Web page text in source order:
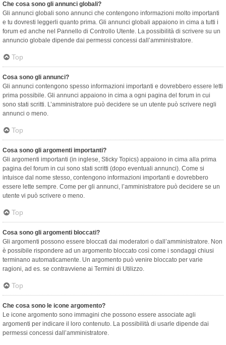
Che cosa sono gli annunci globali?
Gli annunci globali sono annunci che contengono informazioni molto importanti
e tu dovresti leggerli quanto prima. Gli annunci globali appaiono in cima a tutti i
forum ed anche nel Pannello di Controllo Utente. La possibilità di scrivere su un
annuncio globale dipende dai permessi concessi dall’amministratore.
Top
Cosa sono gli annunci?
Gli annunci contengono spesso informazioni importanti e dovrebbero essere letti
prima possibile. Gli annunci appaiono in cima a ogni pagina del forum in cui
sono stati scritti. L’amministratore può decidere se un utente può scrivere negli
annunci o meno.
Top
Cosa sono gli argomenti importanti?
Gli argomenti importanti (in inglese, Sticky Topics) appaiono in cima alla prima
pagina del forum in cui sono stati scritti (dopo eventuali annunci). Come si
intuisce dal nome stesso, contengono informazioni importanti e dovrebbero
essere lette sempre. Come per gli annunci, l’amministratore può decidere se un
utente vi può scrivere o meno.
Top
Cosa sono gli argomenti bloccati?
Gli argomenti possono essere bloccati dai moderatori o dall’amministratore. Non
è possibile rispondere ad un argomento bloccato così come i sondaggi chiusi
terminano automaticamente. Un argomento può venire bloccato per varie
ragioni, ad es. se contravviene ai Termini di Utilizzo.
Top
Che cosa sono le icone argomento?
Le icone argomento sono immagini che possono essere associate agli
argomenti per indicare il loro contenuto. La possibilità di usarle dipende dai
permessi concessi dall’amministratore.